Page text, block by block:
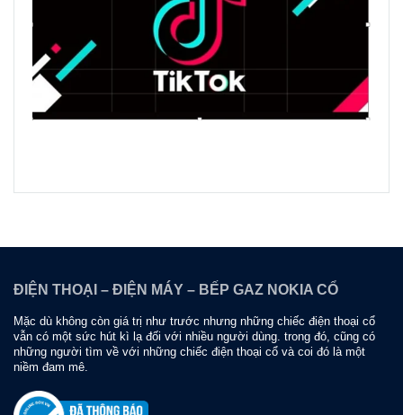
ĐIỆN THOẠI – ĐIỆN MÁY – BẾP GAZ NOKIA CỔ
Mặc dù không còn giá trị như trước nhưng những chiếc điện thoại cổ
vẫn có một sức hút kì lạ đối với nhiều người dùng. trong đó, cũng có
những người tìm về với những chiếc điện thoại cổ và coi đó là một
niềm đam mê.